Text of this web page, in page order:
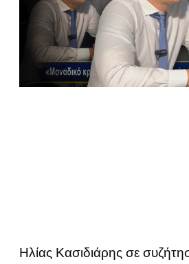
Ηλίας Κασιδιάρης σε